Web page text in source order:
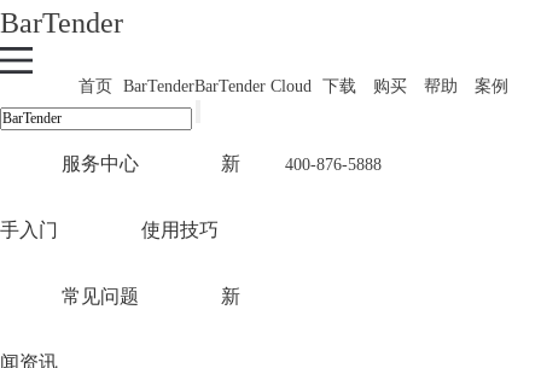
BarTender
首页 BarTenderBarTender Cloud 下载 购买 帮助 案例
400-876-5888
服务中心 新
手入门 使用技巧
常见问题 新
闻资讯